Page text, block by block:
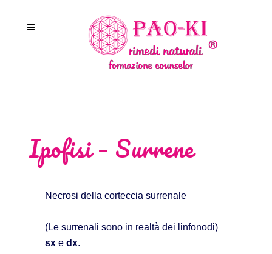
Ipofisi – Surrene
Necrosi della corteccia surrenale
(Le surrenali sono in realtà dei linfonodi)
sx e dx.